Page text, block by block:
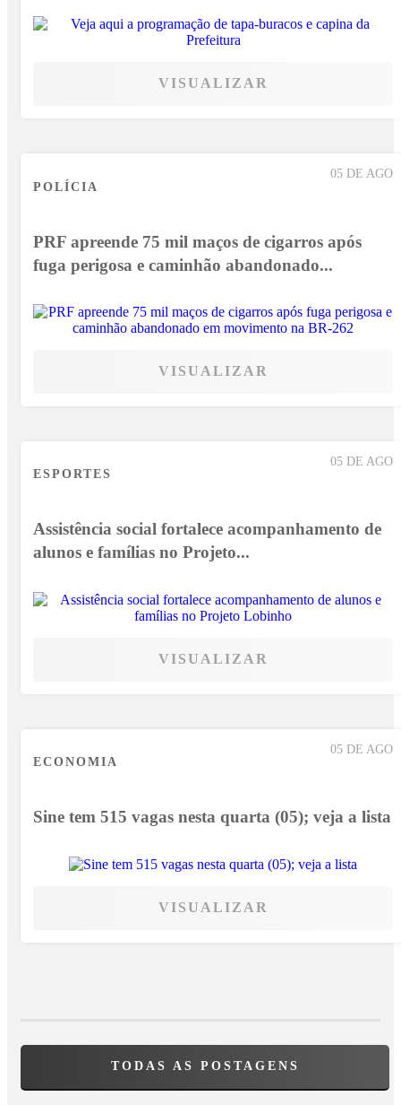
VISUALIZAR
05 DE AGO
POLÍCIA
PRF apreende 75 mil maços de cigarros após
fuga perigosa e caminhão abandonado...
VISUALIZAR
05 DE AGO
ESPORTES
Assistência social fortalece acompanhamento de
alunos e famílias no Projeto...
VISUALIZAR
05 DE AGO
ECONOMIA
Sine tem 515 vagas nesta quarta (05); veja a lista
VISUALIZAR
TODAS AS POSTAGENS